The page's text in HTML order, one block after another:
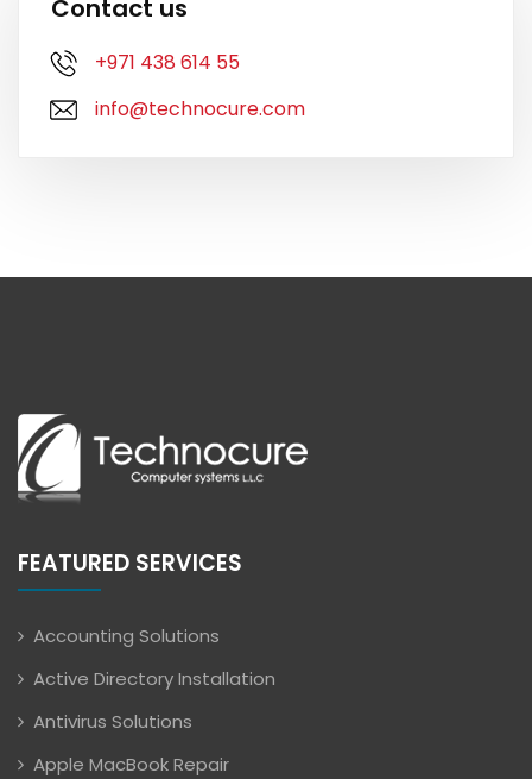
Contact us
+971 438 614 55
info@technocure.com
FEATURED SERVICES
Accounting Solutions
Active Directory Installation
Antivirus Solutions
Apple MacBook Repair